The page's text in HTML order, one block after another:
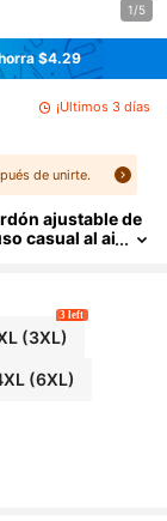
1/5
$4.29
¡Últimos 3 días
de unirte.
ajustable de
casual al ai
(3XL)
3 left
(6XL)